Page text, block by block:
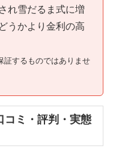
れ雪だるま式に増
うかより金利の高
するものではありませ
コミ・評判・実態